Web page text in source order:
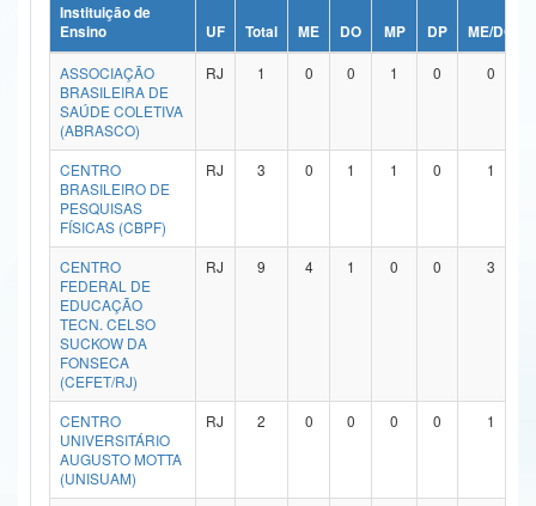
Ministério da Ciência, Tecnologia, Inovações e Comunicações
Ministério do Meio Ambiente
Ministério do Turismo
Ministério do Desenvolvimento Regional
Controladoria-Geral da União
Ministério da Mulher, da Família e dos Direitos Humanos
Secretaria-Geral
Secretaria de Governo
Advocacia-Geral da União
Instituição de
Ensino
UF Total ME DO MP DP ME/DO
ASSOCIAÇÃO
BRASILEIRA DE
SAÚDE COLETIVA
(ABRASCO)
RJ 1 0 0 1 0 0
CENTRO
BRASILEIRO DE
PESQUISAS
FÍSICAS (CBPF)
RJ 3 0 1 1 0 1
CENTRO
FEDERAL DE
EDUCAÇÃO
TECN. CELSO
SUCKOW DA
FONSECA
(CEFET/RJ)
RJ 9 4 1 0 0 3
CENTRO
UNIVERSITÁRIO
AUGUSTO MOTTA
(UNISUAM)
RJ 2 0 0 0 0 1